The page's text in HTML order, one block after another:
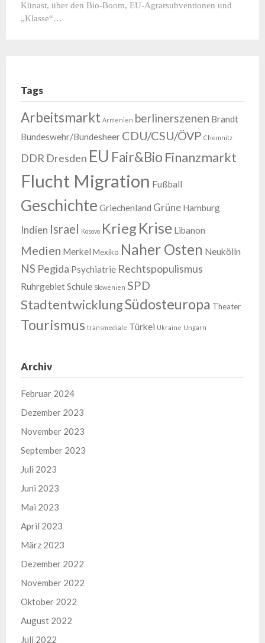
Künast, über den Bio-Boom, EU-Agrarsubventionen und
„Klasse“…
Tags
Arbeitsmarkt Armenien berlinerszenen Brandt
Bundeswehr/Bundesheer CDU/CSU/ÖVP Chemnitz
DDR Dresden EU Fair&Bio Finanzmarkt
Flucht Migration Fußball
Geschichte Griechenland Grüne Hamburg
Indien Israel Kosovo Krieg Krise Libanon
Medien Merkel Mexiko Naher Osten Neukölln
NS Pegida Psychiatrie Rechtspopulismus
RuhrgebietSchule Slowenien SPD
StadtentwicklungSüdosteuropa Theater
Tourismus transmediale Türkei Ukraine Ungarn
Archiv
Februar 2024
Dezember 2023
November 2023
September 2023
Juli 2023
Juni 2023
Mai 2023
April 2023
März 2023
Dezember 2022
November 2022
Oktober 2022
August 2022
Juli 2022